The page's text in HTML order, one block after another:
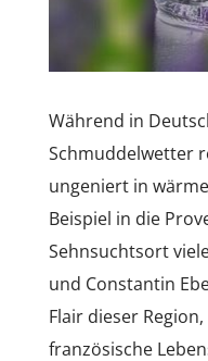
Während in
Schmuddelwetter
ungeniert in
Beispiel in die
Sehnsuchtsort
und Constantin
Flair dieser
französische